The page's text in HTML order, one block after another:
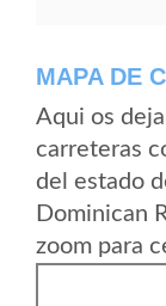
MAPA DE
Aqui os
carreteras
del estado
Dominican
zoom para